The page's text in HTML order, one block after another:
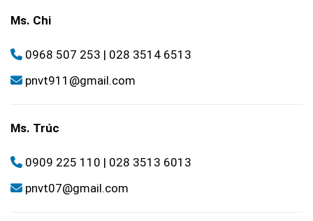
Ms. Chi
0968 507 253 | 028 3514 6513
pnvt911@gmail.com
Ms. Trúc
0909 225 110 | 028 3513 6013
pnvt07@gmail.com